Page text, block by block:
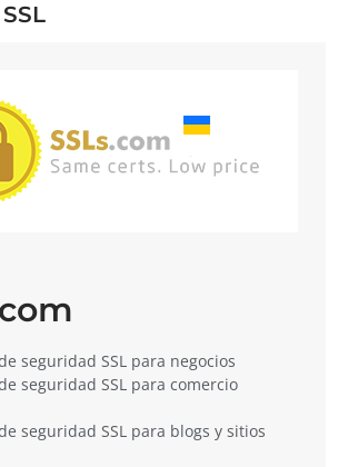
seguridad SSL para negocios
seguridad SSL para comercio
seguridad SSL para blogs y sitios